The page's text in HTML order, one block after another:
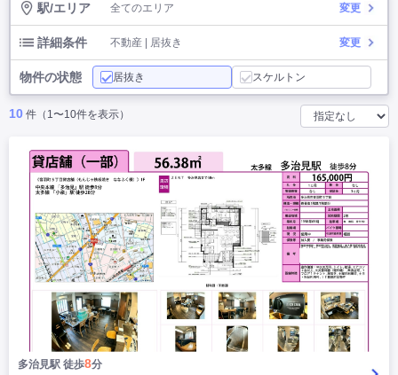
四国
業種から探す
飲食店・飲食業
ラーメン・中華料理 | パン屋・ケーキ屋
お好み焼き・ステーキ・鉄板焼き | 焼肉・韓国料理 |
洋食・レストラン
テイクアウト・デリバリー | そば・うどん
和食・寿司・小料理屋 | カレー・インド料理 | 焼き鳥 |
タピオカ
すき焼き・しゃぶしゃぶ | パスタ・イタリア料理 |
ファーストフード・屋台
| フレンチ・フランス料理 |
アジア料理・エスニック | カラオケ・パブ・スナック
美容室・理容室 | 美容サロン(エステ・ネイル・マツエク) |
マッサージ店・整体院
フィットネスジム |
病院・クリニック・歯科
スクール・塾 | 不動産
駅/エリア 全てのエリア 変更
詳細条件 不動産 | 居抜き 変更
物件の状態 居抜き スケルトン
10 件（1〜10件を表示）
多治見駅 徒歩8分